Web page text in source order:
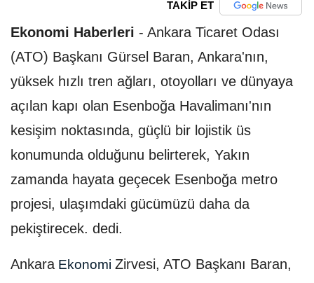
TAKİP ET
Ekonomi Haberleri - Ankara Ticaret Odası
(ATO) Başkanı Gürsel Baran, Ankara'nın,
yüksek hızlı tren ağları, otoyolları ve dünyaya
açılan kapı olan Esenboğa Havalimanı'nın
kesişim noktasında, güçlü bir lojistik üs
konumunda olduğunu belirterek, Yakın
zamanda hayata geçecek Esenboğa metro
projesi, ulaşımdaki gücümüzü daha da
pekiştirecek. dedi.
Ankara Ekonomi Zirvesi, ATO Başkanı Baran,